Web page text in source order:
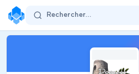
Rechercher...